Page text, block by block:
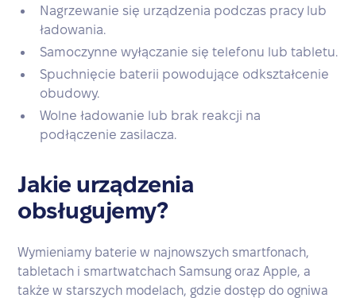
Nagrzewanie się urządzenia podczas pracy lub
ładowania.
Samoczynne wyłączanie się telefonu lub tabletu.
Spuchnięcie baterii powodujące odkształcenie
obudowy.
Wolne ładowanie lub brak reakcji na
podłączenie zasilacza.
Jakie urządzenia
obsługujemy?
Wymieniamy baterie w najnowszych smartfonach,
tabletach i smartwatchach Samsung oraz Apple, a
także w starszych modelach, gdzie dostęp do ogniwa